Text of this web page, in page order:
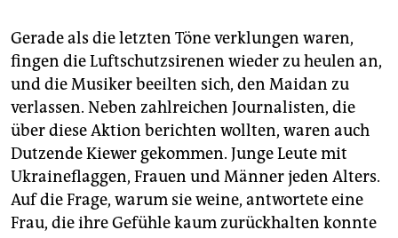
Gerade als die letzten Töne verklungen waren,
fingen die Luftschutzsirenen wieder zu heulen an,
und die Musiker beeilten sich, den Maidan zu
verlassen. Neben zahlreichen Journalisten, die
über diese Aktion berichten wollten, waren auch
Dutzende Kiewer gekommen. Junge Leute mit
Ukraineflaggen, Frauen und Männer jeden Alters.
Auf die Frage, warum sie weine, antwortete eine
Frau, die ihre Gefühle kaum zurückhalten konnte